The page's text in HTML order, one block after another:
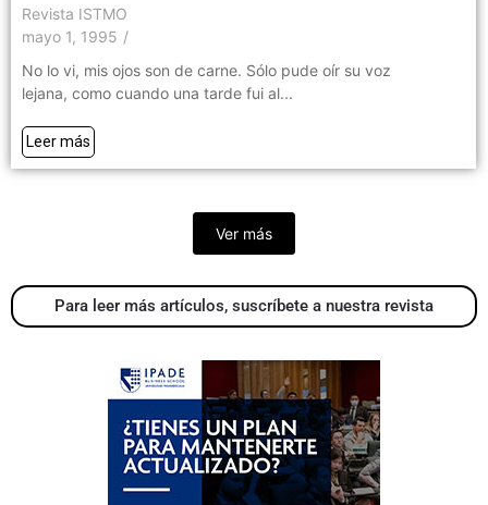
Revista ISTMO
mayo 1, 1995 /
No lo vi, mis ojos son de carne. Sólo pude oír su voz
lejana, como cuando una tarde fui al...
Leer más
Ver más
Para leer más artículos, suscríbete a nuestra revista